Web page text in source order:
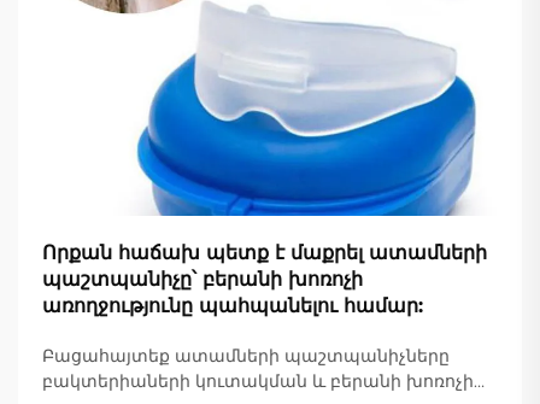
Որքան հաճախ պետք է մաքրել ատամների
պաշտպանիչը՝ բերանի խոռոչի
առողջությունը պահպանելու համար:
Բացահայտեք ատամների պաշտպանիչները
բակտերիաների կուտակման և բերանի խոռոչի